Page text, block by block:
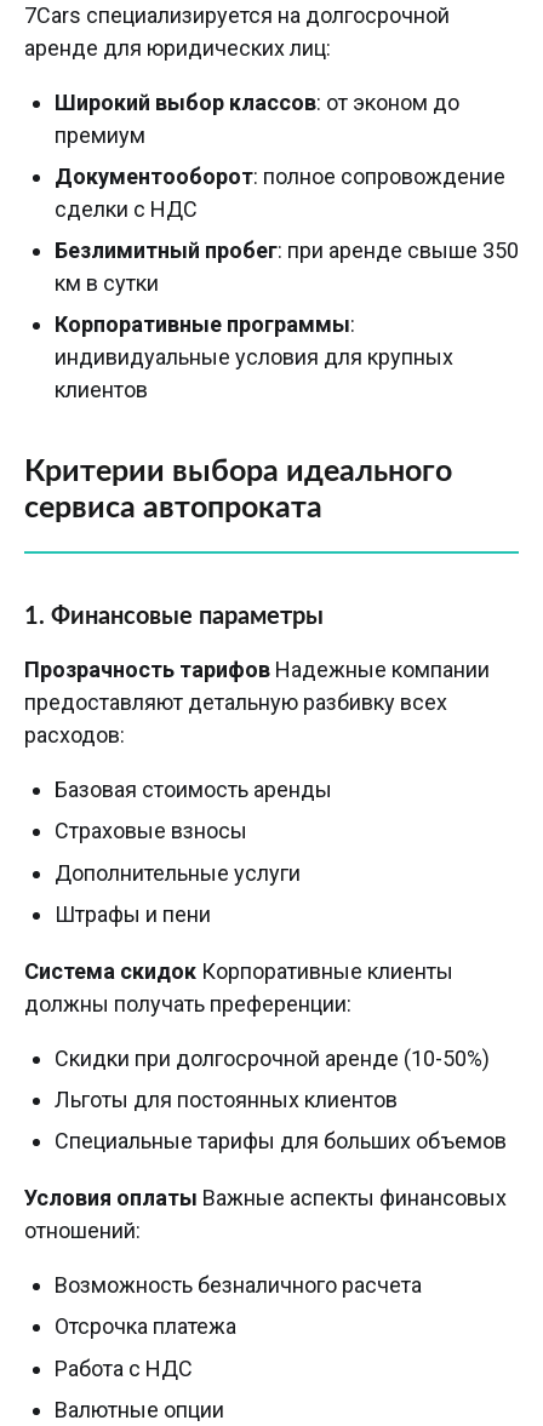
7Cars специализируется на долгосрочной
аренде для юридических лиц:
Широкий выбор классов: от эконом до
премиум
Документооборот: полное сопровождение
сделки с НДС
Безлимитный пробег: при аренде свыше 350
км в сутки
Корпоративные программы:
индивидуальные условия для крупных
клиентов
Критерии выбора идеального
сервиса автопроката
1. Финансовые параметры
Прозрачность тарифов Надежные компании
предоставляют детальную разбивку всех
расходов:
Базовая стоимость аренды
Страховые взносы
Дополнительные услуги
Штрафы и пени
Система скидок Корпоративные клиенты
должны получать преференции:
Скидки при долгосрочной аренде (10-50%)
Льготы для постоянных клиентов
Специальные тарифы для больших объемов
Условия оплаты Важные аспекты финансовых
отношений:
Возможность безналичного расчета
Отсрочка платежа
Работа с НДС
Валютные опции